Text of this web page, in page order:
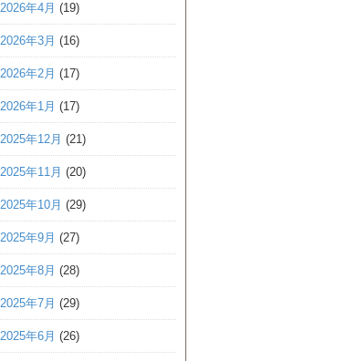
2026年4月 (19)
2026年3月 (16)
2026年2月 (17)
2026年1月 (17)
2025年12月 (21)
2025年11月 (20)
2025年10月 (29)
2025年9月 (27)
2025年8月 (28)
2025年7月 (29)
2025年6月 (26)